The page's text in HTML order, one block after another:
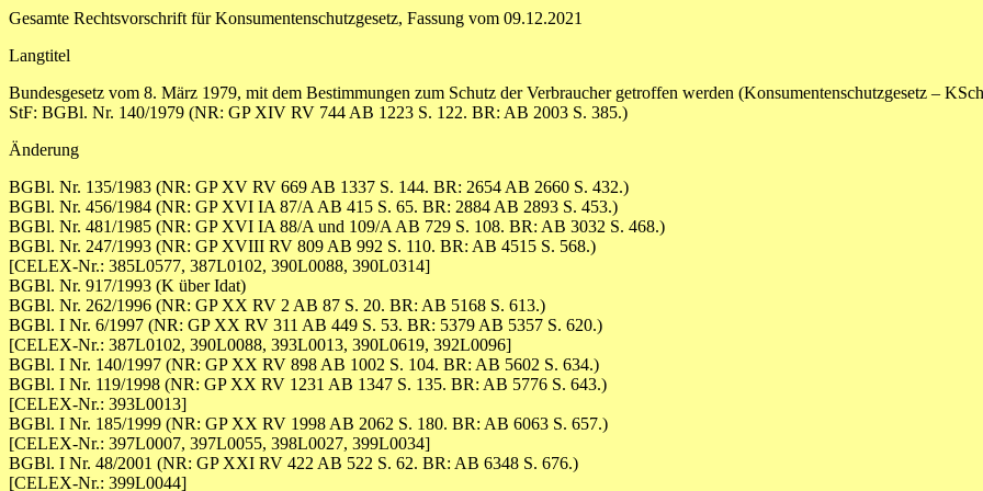
Gesamte Rechtsvorschrift für Konsumentenschutzgesetz, Fassung vom 09.12.2021
Langtitel
Bundesgesetz vom 8. März 1979, mit dem Bestimmungen zum Schutz der Verbraucher getroffen werden (Konsumentenschutzgesetz –
StF: BGBl. Nr. 140/1979 (NR: GP XIV RV 744 AB 1223 S. 122. BR: AB 2003 S. 385.)
Änderung
BGBl. Nr. 135/1983 (NR: GP XV RV 669 AB 1337 S. 144. BR: 2654 AB 2660 S. 432.)
BGBl. Nr. 456/1984 (NR: GP XVI IA 87/A AB 415 S. 65. BR: 2884 AB 2893 S. 453.)
BGBl. Nr. 481/1985 (NR: GP XVI IA 88/A und 109/A AB 729 S. 108. BR: AB 3032 S. 468.)
BGBl. Nr. 247/1993 (NR: GP XVIII RV 809 AB 992 S. 110. BR: AB 4515 S. 568.)
[CELEX-Nr.: 385L0577, 387L0102, 390L0088, 390L0314]
BGBl. Nr. 917/1993 (K über Idat)
BGBl. Nr. 262/1996 (NR: GP XX RV 2 AB 87 S. 20. BR: AB 5168 S. 613.)
BGBl. I Nr. 6/1997 (NR: GP XX RV 311 AB 449 S. 53. BR: 5379 AB 5357 S. 620.)
[CELEX-Nr.: 387L0102, 390L0088, 393L0013, 390L0619, 392L0096]
BGBl. I Nr. 140/1997 (NR: GP XX RV 898 AB 1002 S. 104. BR: AB 5602 S. 634.)
BGBl. I Nr. 119/1998 (NR: GP XX RV 1231 AB 1347 S. 135. BR: AB 5776 S. 643.)
[CELEX-Nr.: 393L0013]
BGBl. I Nr. 185/1999 (NR: GP XX RV 1998 AB 2062 S. 180. BR: AB 6063 S. 657.)
[CELEX-Nr.: 397L0007, 397L0055, 398L0027, 399L0034]
BGBl. I Nr. 48/2001 (NR: GP XXI RV 422 AB 522 S. 62. BR: AB 6348 S. 676.)
[CELEX-Nr.: 399L0044]